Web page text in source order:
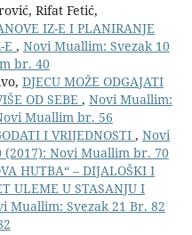
Rifat Fetić,
IZ-E I PLANIRANJE
E , Novi Muallim: Svezak 10
br. 40
DJECU MOŽE ODGAJATI
OD SEBE , Novi Muallim:
Muallim br. 56
I VRIJEDNOSTI , Novi
(2017): Novi Muallim br. 70
HUTBA“ – DIJALOŠKI I
ULEME U STASANJU I
Muallim: Svezak 21 Br. 82